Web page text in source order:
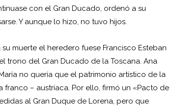
con el Gran Ducado, ordenó a su
Y aunque lo hizo, no tuvo hijos.
muerte el heredero fuese Francisco Esteban
trono del Gran Ducado de la Toscana. Ana
no quería que el patrimonio artístico de la
franco – austríaca. Por ello, firmó un «Pacto de
al Gran Duque de Lorena, pero que